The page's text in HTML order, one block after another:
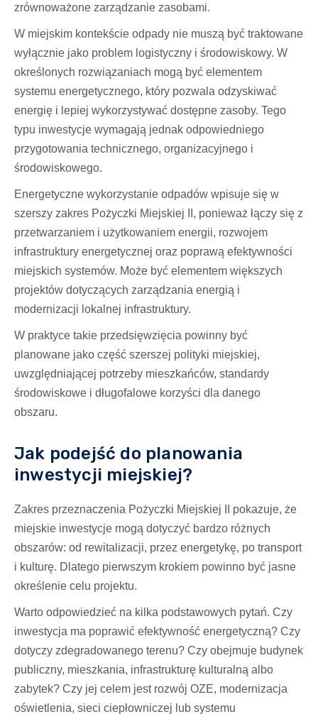
zrównoważone zarządzanie zasobami.
W miejskim kontekście odpady nie muszą być traktowane
wyłącznie jako problem logistyczny i środowiskowy. W
określonych rozwiązaniach mogą być elementem
systemu energetycznego, który pozwala odzyskiwać
energię i lepiej wykorzystywać dostępne zasoby. Tego
typu inwestycje wymagają jednak odpowiedniego
przygotowania technicznego, organizacyjnego i
środowiskowego.
Energetyczne wykorzystanie odpadów wpisuje się w
szerszy zakres Pożyczki Miejskiej II, ponieważ łączy się z
przetwarzaniem i użytkowaniem energii, rozwojem
infrastruktury energetycznej oraz poprawą efektywności
miejskich systemów. Może być elementem większych
projektów dotyczących zarządzania energią i
modernizacji lokalnej infrastruktury.
W praktyce takie przedsięwzięcia powinny być
planowane jako część szerszej polityki miejskiej,
uwzględniającej potrzeby mieszkańców, standardy
środowiskowe i długofalowe korzyści dla danego
obszaru.
Jak podejść do planowania
inwestycji miejskiej?
Zakres przeznaczenia Pożyczki Miejskiej II pokazuje, że
miejskie inwestycje mogą dotyczyć bardzo różnych
obszarów: od rewitalizacji, przez energetykę, po transport
i kulturę. Dlatego pierwszym krokiem powinno być jasne
określenie celu projektu.
Warto odpowiedzieć na kilka podstawowych pytań. Czy
inwestycja ma poprawić efektywność energetyczną? Czy
dotyczy zdegradowanego terenu? Czy obejmuje budynek
publiczny, mieszkania, infrastrukturę kulturalną albo
zabytek? Czy jej celem jest rozwój OZE, modernizacja
oświetlenia, sieci ciepłowniczej lub systemu